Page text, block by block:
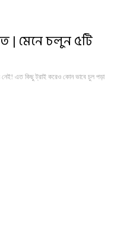
| মেনে চলুন ৫টি
এত কিছু ট্রাই করেও কোন ভাবে চুল পড়া